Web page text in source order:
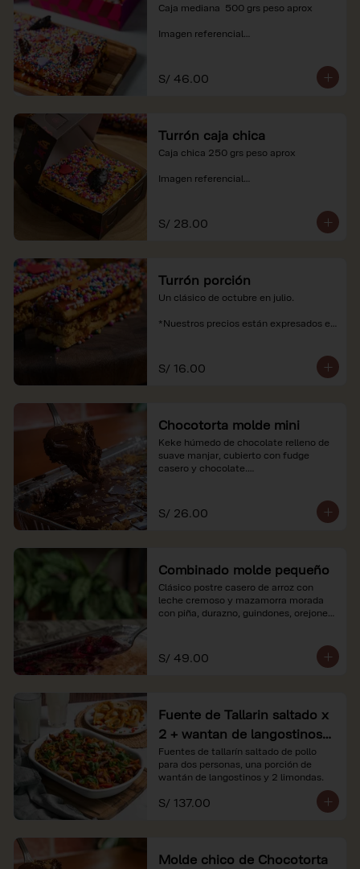
Caja mediana  500 grs peso aprox
Imagen referencial
soles e incluyen impuestos de ley y
recargo al consumo.
S/ 46.00
Turrón caja chica
Caja chica 250 grs peso aprox
Imagen referencial
soles e incluyen impuestos de ley y
recargo al consumo.
S/ 28.00
Turrón porción
Un clásico de octubre en julio.
*Nuestros precios están expresados en
S/ 16.00
Chocotorta molde mini
Keke húmedo de chocolate relleno de
suave manjar, cubierto con fudge
casero y chocolate.
soles e incluyen impuestos de ley y
recargo al consumo. Imagenes
S/ 26.00
Combinado molde pequeño
Clásico postre casero de arroz con
leche cremoso y mazamorra morada
con piña, durazno, guindones, orejones
*Nuestros precios están expresados en
soles e incluyen impuestos de ley y
S/ 49.00
Fuente de Tallarin saltado x
2 + wantan de langostinos +
2 limonadas
Fuentes de tallarín saltado de pollo
para dos personas, una porción de
wantán de langostinos y 2 limondas.
S/ 137.00
Molde chico de Chocotorta